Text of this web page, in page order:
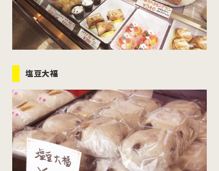
すべてのエリアをみる
ホーム
公式X
塩豆大福